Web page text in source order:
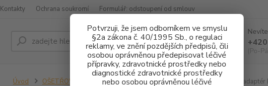
Potvrzuji, že jsem odborníkem ve smyslu
§2a zákona č. 40/1995 Sb., o regulaci
reklamy, ve znění pozdějších předpisů, čili
osobou oprávněnou předepisovat léčivé
přípravky, zdravotnické prostředky nebo
diagnostické zdravotnické prostředky
nebo osobou oprávněnou léčivé
Kontakty Ochrana soukromí Formulář: odstoupení od smlouv
Hledat
(Po-
Úvod OŠETŘOVÁNÍ NÁSTROJŮ MAZACÍ ADAPTÉRY NSK mazací adaptér